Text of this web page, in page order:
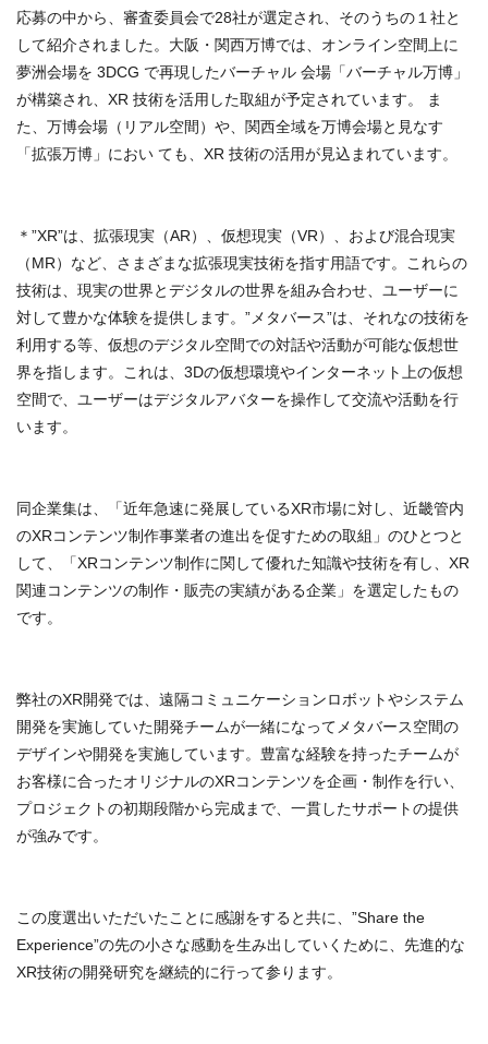
応募の中から、審査委員会で28社が選定され、そのうちの１社と
して紹介されました。大阪・関西万博では、オンライン空間上に
夢洲会場を 3DCG で再現したバーチャル 会場「バーチャル万博」
が構築され、XR 技術を活用した取組が予定されています。 ま
た、万博会場（リアル空間）や、関西全域を万博会場と見なす
「拡張万博」におい ても、XR 技術の活用が見込まれています。
＊”XR”は、拡張現実（AR）、仮想現実（VR）、および混合現実
（MR）など、さまざまな拡張現実技術を指す用語です。これらの
技術は、現実の世界とデジタルの世界を組み合わせ、ユーザーに
対して豊かな体験を提供します。”メタバース”は、それなの技術を
利用する等、仮想のデジタル空間での対話や活動が可能な仮想世
界を指します。これは、3Dの仮想環境やインターネット上の仮想
空間で、ユーザーはデジタルアバターを操作して交流や活動を行
います。
同企業集は、「近年急速に発展しているXR市場に対し、近畿管内
のXRコンテンツ制作事業者の進出を促すための取組」のひとつと
して、「XRコンテンツ制作に関して優れた知識や技術を有し、XR
関連コンテンツの制作・販売の実績がある企業」を選定したもの
です。
弊社のXR開発では、遠隔コミュニケーションロボットやシステム
開発を実施していた開発チームが一緒になってメタバース空間の
デザインや開発を実施しています。豊富な経験を持ったチームが
お客様に合ったオリジナルのXRコンテンツを企画・制作を行い、
プロジェクトの初期段階から完成まで、一貫したサポートの提供
が強みです。
この度選出いただいたことに感謝をすると共に、”Share the
Experience”の先の小さな感動を生み出していくために、 先進的な
XR技術の開発研究を継続的に行って参ります。